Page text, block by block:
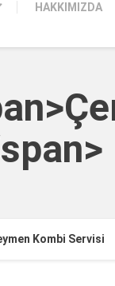
HAKKIMIZDA
Kombi Servisi